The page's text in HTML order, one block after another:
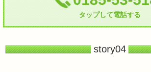
タップして電話する
story04